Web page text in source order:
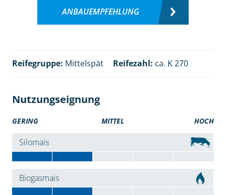
ANBAUEMPFEHLUNG
Reifegruppe: Mittelspät Reifezahl: ca. K 270
Nutzungseignung
GERING MITTEL HOCH
Silomais
Biogasmais